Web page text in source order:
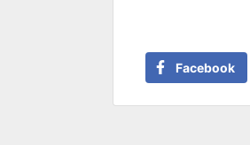
Facebook